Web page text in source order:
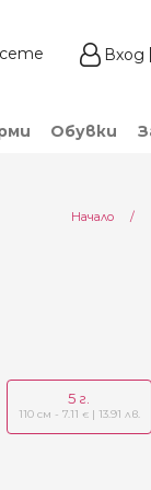
Вход
Обувки
Начало
5 г.
110 см - 7.11 €| 13.91 лв.